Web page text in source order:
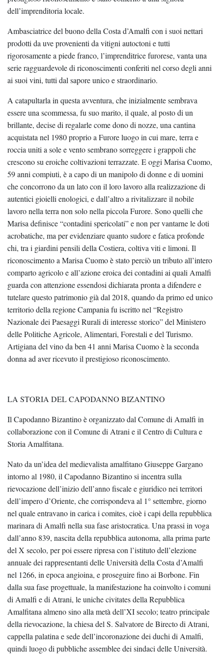
dell’imprenditoria locale.
Ambasciatrice del buono della Costa d’Amalfi con i suoi nettari
prodotti da uve provenienti da vitigni autoctoni e tutti
rigorosamente a piede franco, l’imprenditrice furorese, vanta una
serie ragguardevole di riconoscimenti conferiti nel corso degli anni
ai suoi vini, tutti dal sapore unico e straordinario.
A catapultarla in questa avventura, che inizialmente sembrava
essere una scommessa, fu suo marito, il quale, al posto di un
brillante, decise di regalarle come dono di nozze, una cantina
acquistata nel 1980 proprio a Furore luogo in cui mare, terra e
roccia uniti a sole e vento sembrano sorreggere i grappoli che
crescono su eroiche coltivazioni terrazzate. E oggi Marisa Cuomo,
59 anni compiuti, è a capo di un manipolo di donne e di uomini
che concorrono da un lato con il loro lavoro alla realizzazione di
autentici gioielli enologici, e dall’altro a rivitalizzare il nobile
lavoro nella terra non solo nella piccola Furore. Sono quelli che
Marisa definisce “contadini spericolati” e non per vantarne le doti
acrobatiche, ma per evidenziare quanto sudore e fatica profonde
chi, tra i giardini pensili della Costiera, coltiva viti e limoni. Il
riconoscimento a Marisa Cuomo è stato perciò un tributo all’intero
comparto agricolo e all’azione eroica dei contadini ai quali Amalfi
guarda con attenzione essendosi dichiarata pronta a difendere e
tutelare questo patrimonio già dal 2018, quando da primo ed unico
territorio della regione Campania fu iscritto nel “Registro
Nazionale dei Paesaggi Rurali di interesse storico” del Ministero
delle Politiche Agricole, Alimentari, Forestali e del Turismo.
Artigiana del vino da ben 41 anni Marisa Cuomo è la seconda
donna ad aver ricevuto il prestigioso riconoscimento.
LA STORIA DEL CAPODANNO BIZANTINO
Il Capodanno Bizantino è organizzato dal Comune di Amalfi in
collaborazione con il Comune di Atrani e il Centro di Cultura e
Storia Amalfitana.
Nato da un’idea del medievalista amalfitano Giuseppe Gargano
intorno al 1980, il Capodanno Bizantino si incentra sulla
rievocazione dell’inizio dell’anno fiscale e giuridico nei territori
dell’impero d’Oriente, che corrispondeva al 1° settembre, giorno
nel quale entravano in carica i comites, cioè i capi della repubblica
marinara di Amalfi nella sua fase aristocratica. Una prassi in voga
dall’anno 839, nascita della repubblica autonoma, alla prima parte
del X secolo, per poi essere ripresa con l’istituto dell’elezione
annuale dei rappresentanti delle Università della Costa d’Amalfi
nel 1266, in epoca angioina, e proseguire fino ai Borbone. Fin
dalla sua fase progettuale, la manifestazione ha coinvolto i comuni
di Amalfi e di Atrani, le uniche civitates della Repubblica
Amalfitana almeno sino alla metà dell’XI secolo; teatro principale
della rievocazione, la chiesa del S. Salvatore de Birecto di Atrani,
cappella palatina e sede dell’incoronazione dei duchi di Amalfi,
quindi luogo di pubbliche assemblee dei sindaci delle Università.